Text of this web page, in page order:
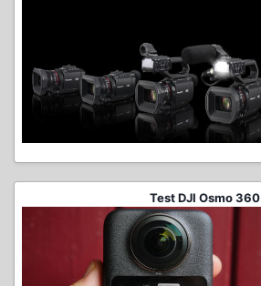
Test DJI Osmo 360